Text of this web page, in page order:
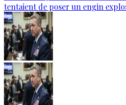
tentaient de poser un engin